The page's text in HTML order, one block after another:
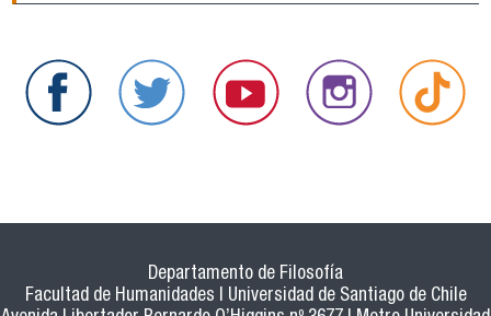
Departamento de Filosofía
Facultad de Humanidades | Universidad de Santiago de Chile